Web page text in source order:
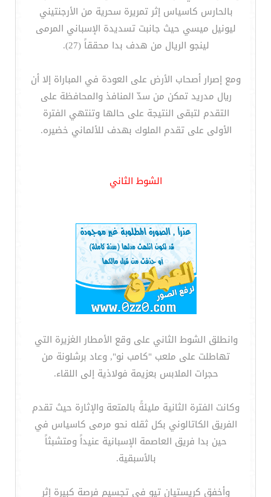
بالحارس كاسياس إثر تمريرة سحرية من الأرجنتيني
ليونيل ميسي حيث جانبت تسديدة الإسباني المرمى
لينجو الريال من هدف بدا محققاً (27).
ومع إصرار أصحاب الأرض على العودة في المباراة إلا أن
ريال مدريد تمكن من سدّ المنافذ والمحافظة على
التقدم لتبقى النتيجة على حالها وتنتهي الفترة
الأولى على تقدم الملوك بهدف للألماني خضيره.
الشوط الثاني
وانطلق الشوط الثاني على وقع الأمطار الغزيرة التي
تهاطلت على ملعب "كامب نو", وعاد برشلونة من
حجرات الملابس بعزيمة فولاذية إلى اللقاء.
وكانت الفترة الثانية مليئةً بالمتعة والإثارة حيث تقدم
الفريق الكاتالوني بكل ثقله نحو مرمى كاسياس في
حين بدا فريق العاصمة الإسبانية عنيداً ومتشبثاً
بالأسبقية.
وأخفق كريستيان تيو في تجسيم فرصة كبيرة إثر